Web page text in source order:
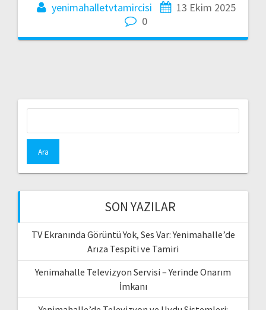
yenimahalletvtamircisi
13 Ekim 2025
0
SON YAZILAR
TV Ekranında Görüntü Yok, Ses Var: Yenimahalle’de
Arıza Tespiti ve Tamiri
Yenimahalle Televizyon Servisi – Yerinde Onarım
İmkanı